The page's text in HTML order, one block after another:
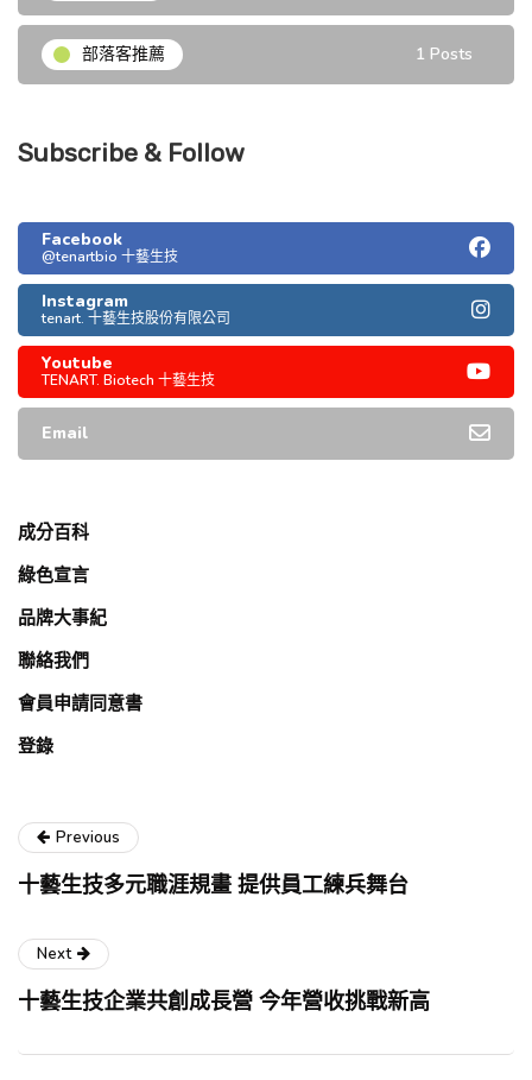
部落客推薦 1 Posts
Subscribe & Follow
Facebook
@tenartbio 十藝生技
Instagram
tenart. 十藝生技股份有限公司
Youtube
TENART. Biotech 十藝生技
Email
成分百科
綠色宣言
品牌大事紀
聯絡我們
會員申請同意書
登錄
Previous
十藝生技多元職涯規畫 提供員工練兵舞台
Next
十藝生技企業共創成長營 今年營收挑戰新高